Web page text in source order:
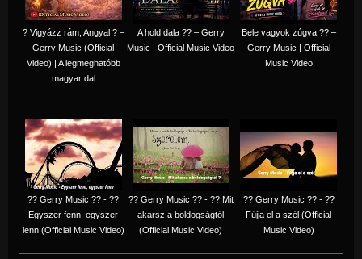
? Vigyázz rám, Angyal ? –
Gerry Music (Official
Video) | A legmeghatóbb
magyar dal
A hold dala ?? – Gerry
Music | Official Music Video
Bele vagyok zúgva ?? –
Gerry Music | Official
Music Video
?? Gerry Music ?? - ??
Egyszer fenn, egyszer
lenn (Official Music Video)
?? Gerry Music ?? - ?? Mit
akarsz a boldogságtól
(Official Music Video)
?? Gerry Music ?? - ??
Fújja el a szél (Official
Music Video)